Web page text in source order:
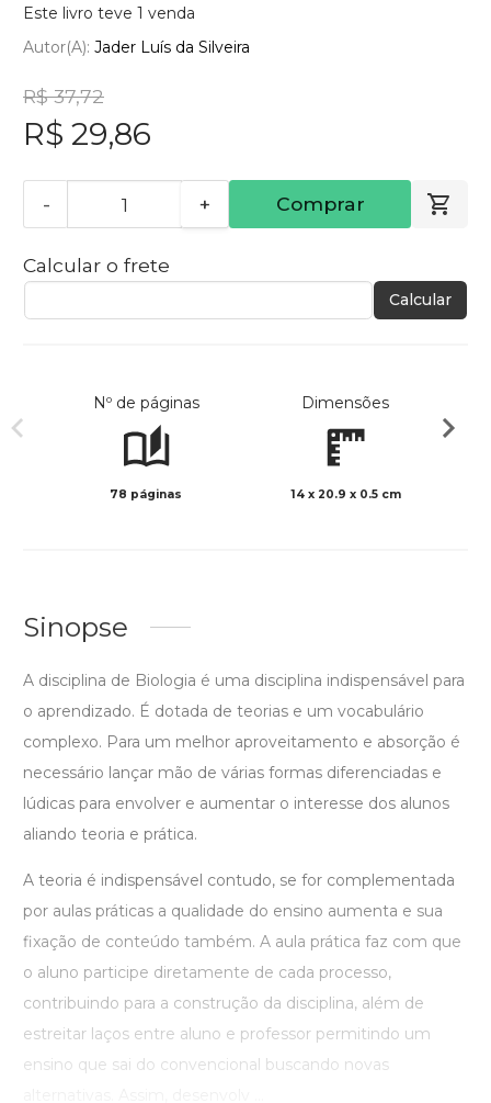
Este livro teve 1 venda
Autor(a): Jader Luís da Silveira
R$ 37,72
R$ 29,86
- + Comprar
Calcular o frete
Calcular
Nº de páginas
78 páginas
Dimensões
14 x 20.9 x 0.5 cm
Sinopse
A disciplina de Biologia é uma disciplina indispensável para
o aprendizado. É dotada de teorias e um vocabulário
complexo. Para um melhor aproveitamento e absorção é
necessário lançar mão de várias formas diferenciadas e
lúdicas para envolver e aumentar o interesse dos alunos
aliando teoria e prática.
A teoria é indispensável contudo, se for complementada
por aulas práticas a qualidade do ensino aumenta e sua
fixação de conteúdo também. A aula prática faz com que
o aluno participe diretamente de cada processo,
contribuindo para a construção da disciplina, além de
estreitar laços entre aluno e professor permitindo um
ensino que sai do convencional buscando novas